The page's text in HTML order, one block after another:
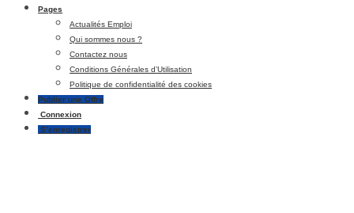
Pages
Actualités Emploi
Qui sommes nous ?
Contactez nous
Conditions Générales d’Utilisation
Politique de confidentialité des cookies
Publier une Offre
Connexion
S’enregistrer